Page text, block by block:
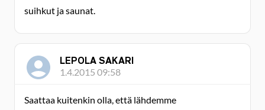
suihkut ja saunat.
LEPOLA SAKARI
1.4.2015 09:58
Saattaa kuitenkin olla, että lähdemme